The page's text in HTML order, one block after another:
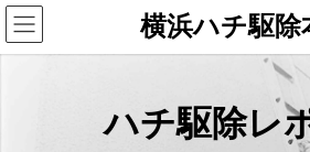
コ
ン
テ
ナ
ビ
ゲ
横浜ハチ駆除
ハチ駆除レ